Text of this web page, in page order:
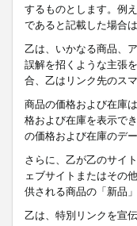
するものとします。例
であると記載した場合
乙は、いかなる商品、
誤解を招くような主張
合、乙はリンク先のス
商品の価格および在庫
格および在庫を表示で
の価格および在庫のデー
さらに、乙が乙のサイ
ェブサイトまたはその
供される商品の「新品
乙は、特別リンクを宣